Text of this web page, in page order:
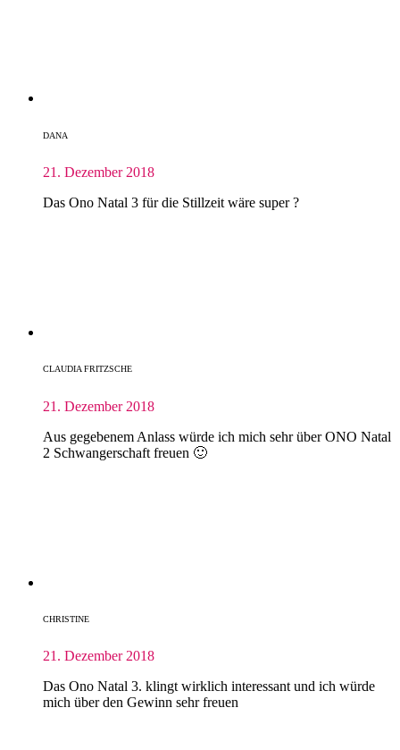
DANA
21. Dezember 2018
Das Ono Natal 3 für die Stillzeit wäre super ?
CLAUDIA FRITZSCHE
21. Dezember 2018
Aus gegebenem Anlass würde ich mich sehr über ONO Natal
2 Schwangerschaft freuen 🙂
CHRISTINE
21. Dezember 2018
Das Ono Natal 3. klingt wirklich interessant und ich würde
mich über den Gewinn sehr freuen